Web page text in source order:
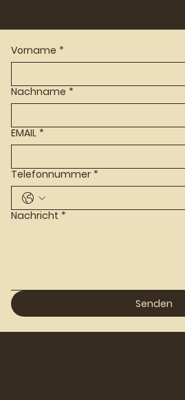
Vorname *
Nachname *
EMAIL *
Telefonnummer *
Nachricht *
Senden